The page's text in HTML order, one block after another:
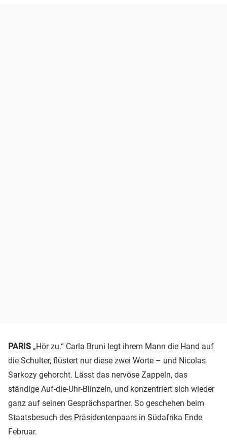
PARIS „Hör zu.“ Carla Bruni legt ihrem Mann die Hand auf
die Schulter, flüstert nur diese zwei Worte – und Nicolas
Sarkozy gehorcht. Lässt das nervöse Zappeln, das
ständige Auf-die-Uhr-Blinzeln, und konzentriert sich wieder
ganz auf seinen Gesprächspartner. So geschehen beim
Staatsbesuch des Präsidentenpaars in Südafrika Ende
Februar.